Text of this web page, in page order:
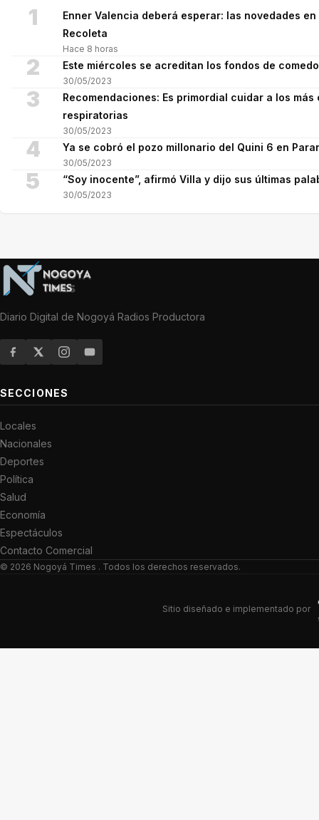
1
Enner Valencia deberá esperar: las novedades
Recoleta
Hace 8 horas
2 Este miércoles se acreditan los fondos de
30/05/2023
3
Recomendaciones: Es primordial cuidar a los
respiratorias
30/05/2023
4 Ya se cobró el pozo millonario del Quini 6 en
30/05/2023
5 “Soy inocente”, afirmó Villa y dijo sus últimas
30/05/2023
Diario Digital de Nogoyá Radios Productora
SECCIONES
Locales
Nacionales
Deportes
Política
Salud
Economía
Espectáculos
Contacto Comercial
© 2026 Nogoyá Times . Todos los derechos reservados.
Sitio diseñado e implementado por